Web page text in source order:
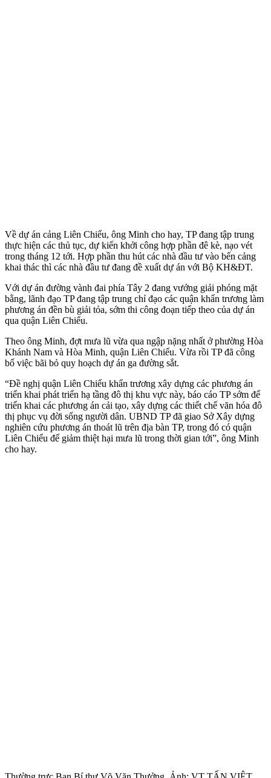
Về dự án cảng Liên Chiểu, ông Minh cho hay, TP đang tập trung
thực hiện các thủ tục, dự kiến khởi công hợp phần đê kè, nạo vét
trong tháng 12 tới. Hợp phần thu hút các nhà đầu tư vào bến cảng
khai thác thì các nhà đầu tư đang đề xuất dự án với Bộ KH&ĐT.
Với dự án đường vành đai phía Tây 2 đang vướng giải phóng mặt
bằng, lãnh đạo TP đang tập trung chỉ đạo các quận khẩn trương làm
phương án đền bù giải tỏa, sớm thi công đoạn tiếp theo của dự án
qua quận Liên Chiểu.
Theo ông Minh, đợt mưa lũ vừa qua ngập nặng nhất ở phường Hòa
Khánh Nam và Hòa Minh, quận Liên Chiểu. Vừa rồi TP đã công
bố việc bãi bỏ quy hoạch dự án ga đường sắt.
“Đề nghị quận Liên Chiểu khẩn trương xây dựng các phương án
triển khai phát triển hạ tầng đô thị khu vực này, báo cáo TP sớm để
triển khai các phương án cải tạo, xây dựng các thiết chế văn hóa đô
thị phục vụ đời sống người dân. UBND TP đã giao Sở Xây dựng
nghiên cứu phương án thoát lũ trên địa bàn TP, trong đó có quận
Liên Chiểu để giảm thiệt hại mưa lũ trong thời gian tới”, ông Minh
cho hay.